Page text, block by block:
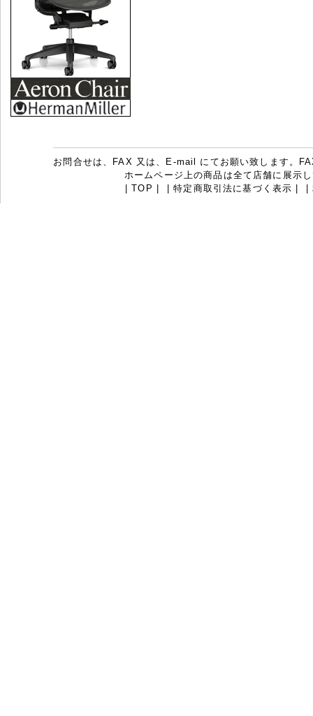
お問合せは、FAX 又は、E-mail にてお願い致します。
ホームページ上の商品は全て店舗に展示
|TOP |特定商取引法に基づく表示 |